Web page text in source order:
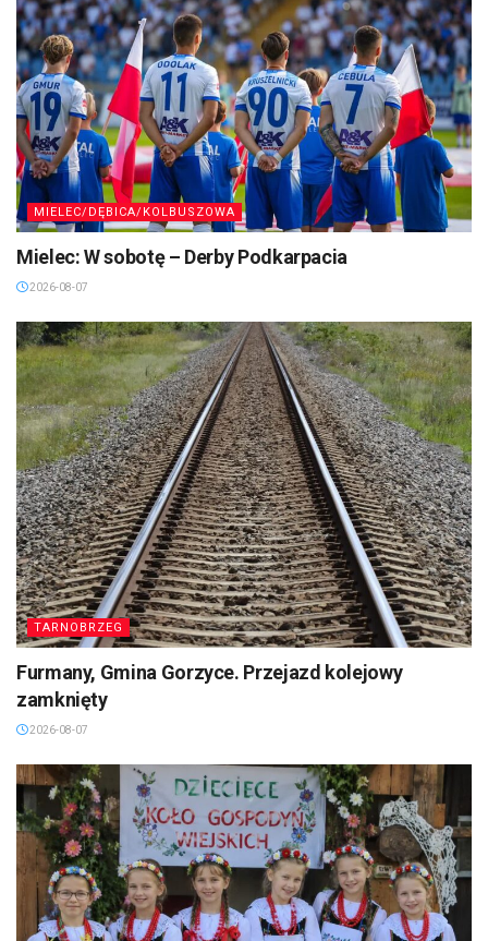
MIELEC/DĘBICA/KOLBUSZOWA
Mielec: W sobotę – Derby Podkarpacia
2026-08-07
TARNOBRZEG
Furmany, Gmina Gorzyce. Przejazd kolejowy
zamknięty
2026-08-07